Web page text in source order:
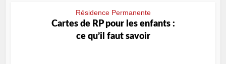
Résidence Permanente
Cartes de RP pour les enfants :
ce qu’il faut savoir